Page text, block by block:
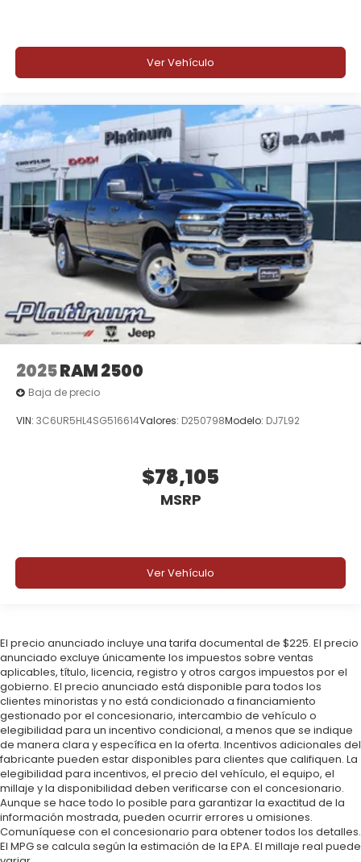
Ver Vehículo
2025RAM 2500
Baja de precio
VIN: 3C6UR5HL4SG516614Valores: D250798Modelo: DJ7L92
$78,105
MSRP
Ver Vehículo
El precio anunciado incluye una tarifa documental de $225. El precio
anunciado excluye únicamente los impuestos sobre ventas
aplicables, título, licencia, registro y otros cargos impuestos por el
gobierno. El precio anunciado está disponible para todos los
clientes minoristas y no está condicionado a financiamiento
gestionado por el concesionario, intercambio de vehículo o
elegibilidad para un incentivo condicional, a menos que se indique
de manera clara y específica en la oferta. Incentivos adicionales del
fabricante pueden estar disponibles para clientes que califiquen. La
elegibilidad para incentivos, el precio del vehículo, el equipo, el
millaje y la disponibilidad deben verificarse con el concesionario.
Aunque se hace todo lo posible para garantizar la exactitud de la
información mostrada, pueden ocurrir errores u omisiones.
Comuníquese con el concesionario para obtener todos los detalles.
El MPG se calcula según la estimación de la EPA. El millaje real puede